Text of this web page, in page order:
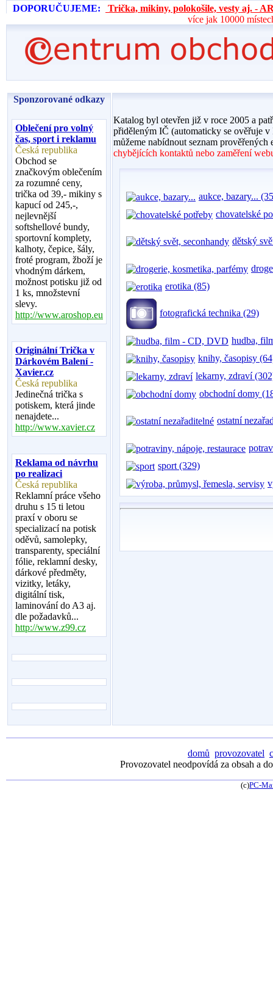
DOPORUČUJEME:
Trička, mikiny, polokošile, vesty aj. -
více jak 10000
Sponzorované odkazy
Oblečení pro volný
čas, sport i reklamu
Česká republika
Obchod se
značkovým oblečením
za rozumné ceny,
trička od 39,- mikiny s
kapucí od 245,-,
nejlevnější
softshellové bundy,
sportovní komplety,
kalhoty, čepice, šály,
froté program, žboží je
vhodným dárkem,
možnost potisku již od
1 ks, množstevní
slevy.
http://www.aroshop.eu
Originální Trička v
Dárkovém Balení -
Xavier.cz
Česká republika
Jedinečná trička s
potiskem, která jinde
nenajdete...
http://www.xavier.cz
Reklama od návrhu
po realizaci
Česká republika
Reklamní práce všeho
druhu s 15 ti letou
praxí v oboru se
specializací na potisk
oděvů, samolepky,
transparenty, speciální
fólie, reklamní desky,
dárkové předměty,
vizitky, letáky,
digitální tisk,
laminování do A3 aj.
dle požadavků...
http://www.z99.cz
Katalog byl otevřen již v roce 2005 a
přiděleným IČ (automaticky se ověřuje
můžeme nabídnout seznam
chybějících kontaktů nebo zaměření
aukce, bazary...
chovatelské
dětský
erotika (85)
fotografická technika (29)
hudba,
knihy, časopisy
lekarny, zdraví
obchodní domy
ostatní
sport (329)
domů provozovatel
Provozovatel neodpovídá za obsah a
(c)PC-